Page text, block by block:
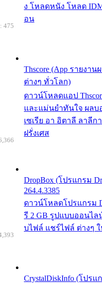
ง โหลดหนัง โหลด
อน
Thscore (App รายงา
ต่างๆ ทั่วโลก)
ดาวน์โหลดแอป
และแม่นยำทันใจ ผลบ
เซเรีย อา อิตาลี ลาลีก
ฝรั่งเศส
475
DropBox (โปรแกรม
264.4.3385
ดาวน์โหลดโปรแกรม
รี 2 GB รูปแบบออนไล
บไฟล์ แชร์ไฟล์ ต่างๆ
CrystalDiskInfo (โปรแ